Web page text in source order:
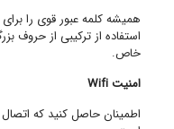
همیشه کلمه عبور قوی را
استفاده از ترکیبی از حروف
خاص.
امنیتWifi
اطمینان حاصل کنید که اتصال